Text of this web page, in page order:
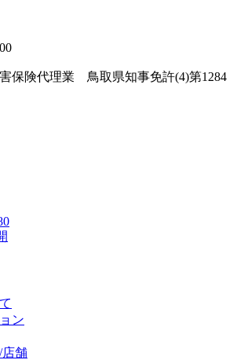
保険代理業 鳥取県知事免許(4)第1284
ン
舗